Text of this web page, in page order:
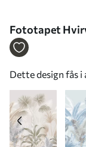
Fototapet
farver Nr.
Dette design fås i